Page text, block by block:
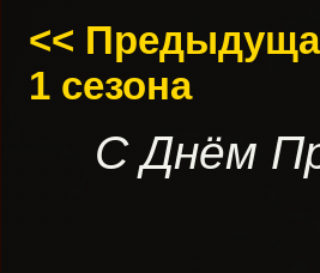
<<
1 сезона
С Днём